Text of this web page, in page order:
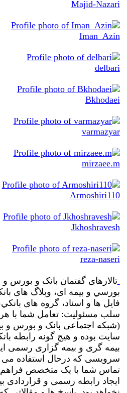
Majid-Nazari
Iman_Azin
delbari
Bkhodaei
varmazyar
mirzaee.m
Armoshiri110
Jkhoshravesh
reza-naseri
تالارهای گفتمان بانک و بورس و
بورسي و بیمه ای، وبلاگ های
فایل ها و اسناد، گروه های
سلب مسئولیت: تعامل شما با
(شبکه اجتماعی بانک و بورس و
سایت بوده و هیچ گونه رابطه
بیمه گری و بیمه گزاری رسمی
سرویسی که درحال استفاده می
تماس شما با یک متخصص فراهم
ایجاد رابطه رسمی و قراردادی